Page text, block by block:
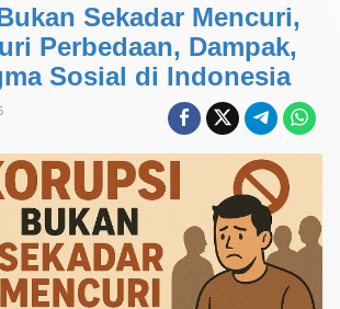
r
u
p
s
i
a
n
S
e
k
a
d
a
Sekadar Mencuri,
Perbedaan, Dampak,
Sosial di Indonesia